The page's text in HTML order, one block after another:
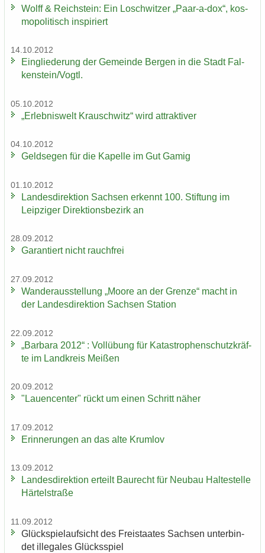
Wolff & Reichs­tein: Ein Losch­wit­zer „Paar-​a-dox“, kos­
mo­po­li­tisch in­spi­riert
14.10.2012
Ein­glie­de­rung der Ge­mein­de Ber­gen in die Stadt Fal­
ken­stein/Vogtl.
05.10.2012
„Er­leb­nis­welt Krausch­witz“ wird at­trak­ti­ver
04.10.2012
Geld­se­gen für die Ka­pel­le im Gut Gamig
01.10.2012
Lan­des­di­rek­ti­on Sach­sen er­kennt 100. Stif­tung im
Leip­zi­ger Di­rek­ti­ons­be­zirk an
28.09.2012
Ga­ran­tiert nicht rauch­frei
27.09.2012
Wan­der­aus­stel­lung „Moore an der Gren­ze“ macht in
der Lan­des­di­rek­ti­on Sach­sen Sta­ti­on
22.09.2012
„Bar­ba­ra 2012“ : Voll­übung für Ka­ta­stro­phen­schutz­kräf­
te im Land­kreis Mei­ßen
20.09.2012
"Lau­en­cen­ter" rückt um einen Schritt näher
17.09.2012
Er­in­ne­run­gen an das alte Krum­lov
13.09.2012
Lan­des­di­rek­ti­on er­teilt Bau­recht für Neu­bau Hal­te­stel­le
Här­tel­stra­ße
11.09.2012
Glück­spiel­auf­sicht des Frei­staa­tes Sach­sen un­ter­bin­
det il­le­ga­les Glücks­spiel